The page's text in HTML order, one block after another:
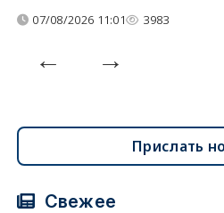
07/08/2026 11:01 3983
Прислать
Свежее